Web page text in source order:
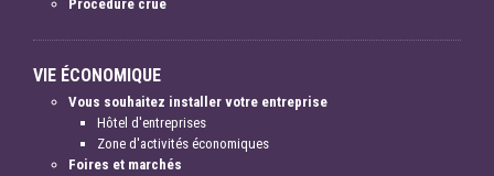
Procédure crue
VIE ÉCONOMIQUE
Vous souhaitez installer votre entreprise
Hôtel d'entreprises
Zone d'activités économiques
Foires et marchés